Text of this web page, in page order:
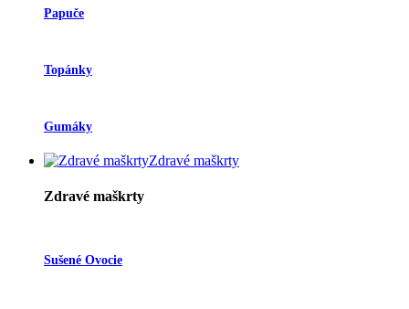
Papuče
Topánky
Gumáky
Zdravé maškrty
Zdravé maškrty
Sušené Ovocie